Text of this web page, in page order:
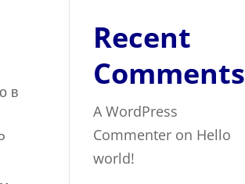
в
Recent
Comments
A WordPress
Commenter on Hello
world!